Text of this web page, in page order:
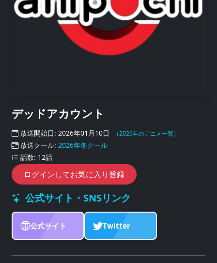
デッドアカウント
放送開始日: 2026年01月10日 （2026年のアニメ一覧）
放送クール: 2026年冬クール
話数: 12話
ログインしてお気に入り登録
公式サイト・SNSリンク
公式サイト Twitter